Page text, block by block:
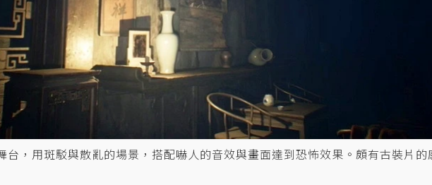
台，用斑駁與散亂的場景，搭配嚇人的音效與畫面達到恐怖效果。頗有古裝片的